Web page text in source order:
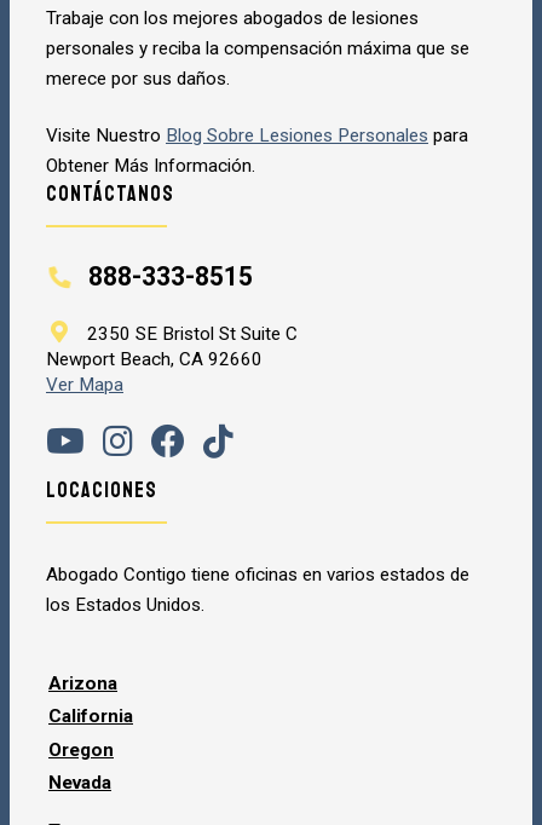
Trabaje con los mejores abogados de lesiones
personales y reciba la compensación máxima que se
merece por sus daños.
Visite Nuestro Blog Sobre Lesiones Personales para
Obtener Más Información.
Contáctanos
888-333-8515
2350 SE Bristol St Suite C
Newport Beach, CA 92660
Ver Mapa
Locaciones
Abogado Contigo tiene oficinas en varios estados de
los Estados Unidos.
Arizona
California
Oregon
Nevada